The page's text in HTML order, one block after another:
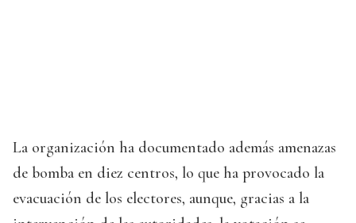
La organización ha documentado además amenazas
de bomba en diez centros, lo que ha provocado la
evacuación de los electores, aunque, gracias a la